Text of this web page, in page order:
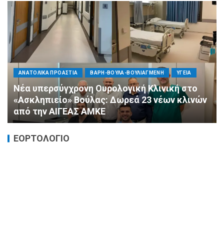
ΠΟΛΙΤΙΚΗ ΤΡΟΠΟΣ ΖΩΗΣ ΥΓΕΙΑ
«Ημέρα Καρδιάς»: Μια πρωτοποριακή δράση
πρόληψης από τη ΔΗΜ.ΤΟ. Νέας
Φιλαδέλφειας – Νέας Χαλκηδόνας
ΕΟΡΤΟΛΟΓΙΟ